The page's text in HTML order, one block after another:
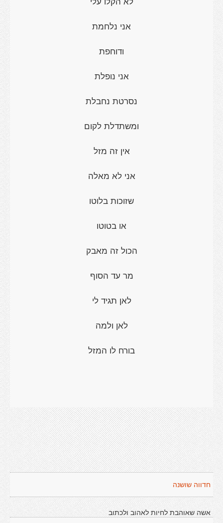
אני נלחמת
ודוחפת
אני נופלת
נסרטת נחבלת
ומשתדלת לקום
אין זה מזל
אני לא מאלה
שזוכות בלוטו
או בטוטו
הכול זה מאבק
מר עד הסוף
לאן תגיד לי
לאן ולמה
בורח לו המזל
חדווה שושנה
אשה שאוהבת לחיות לאהוב ולכתוב